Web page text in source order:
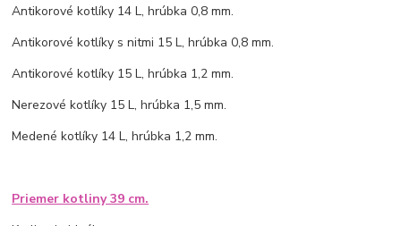
Antikorové kotlíky 14 L, hrúbka 0,8 mm.
Antikorové kotlíky s nitmi 15 L, hrúbka 0,8 mm.
Antikorové kotlíky 15 L, hrúbka 1,2 mm.
Nerezové kotlíky 15 L, hrúbka 1,5 mm.
Medené kotlíky 14 L, hrúbka 1,2 mm.
Priemer kotliny 39 cm.